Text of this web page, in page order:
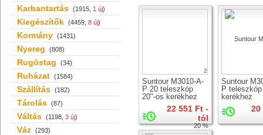
Karbantartás (1915, 1 új)
Kiegészítők (4459, 8 új)
Kormány (1431)
Nyereg (808)
Rugóstag (34)
Ruházat (1584)
Szállítás (182)
Tárolás (87)
Váltás (1198, 3 új)
Váz (293)
2
Suntour M3010-A-
P 20 teleszkóp
20"-os kerékhez
22 551 Ft -
tól
20 %
Suntour
P
kerékhez
20